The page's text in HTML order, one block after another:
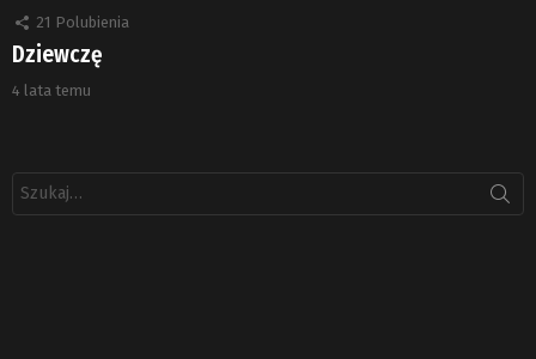
21 Polubienia
Dziewczę
4 lata temu